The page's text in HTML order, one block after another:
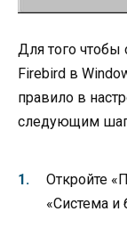
Для того чтобы
Firebird в
правило в
следующим
Откройте
«Система и